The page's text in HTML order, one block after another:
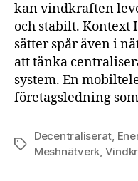
kan vindkraften
och stabilt.
sätter spår även i
att tänka
system. En
företagsledning
Etiketter
Decentraliserat,
Meshnätverk,